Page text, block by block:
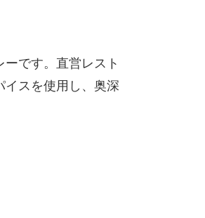
です。直営レスト
イスを使用し、奥深